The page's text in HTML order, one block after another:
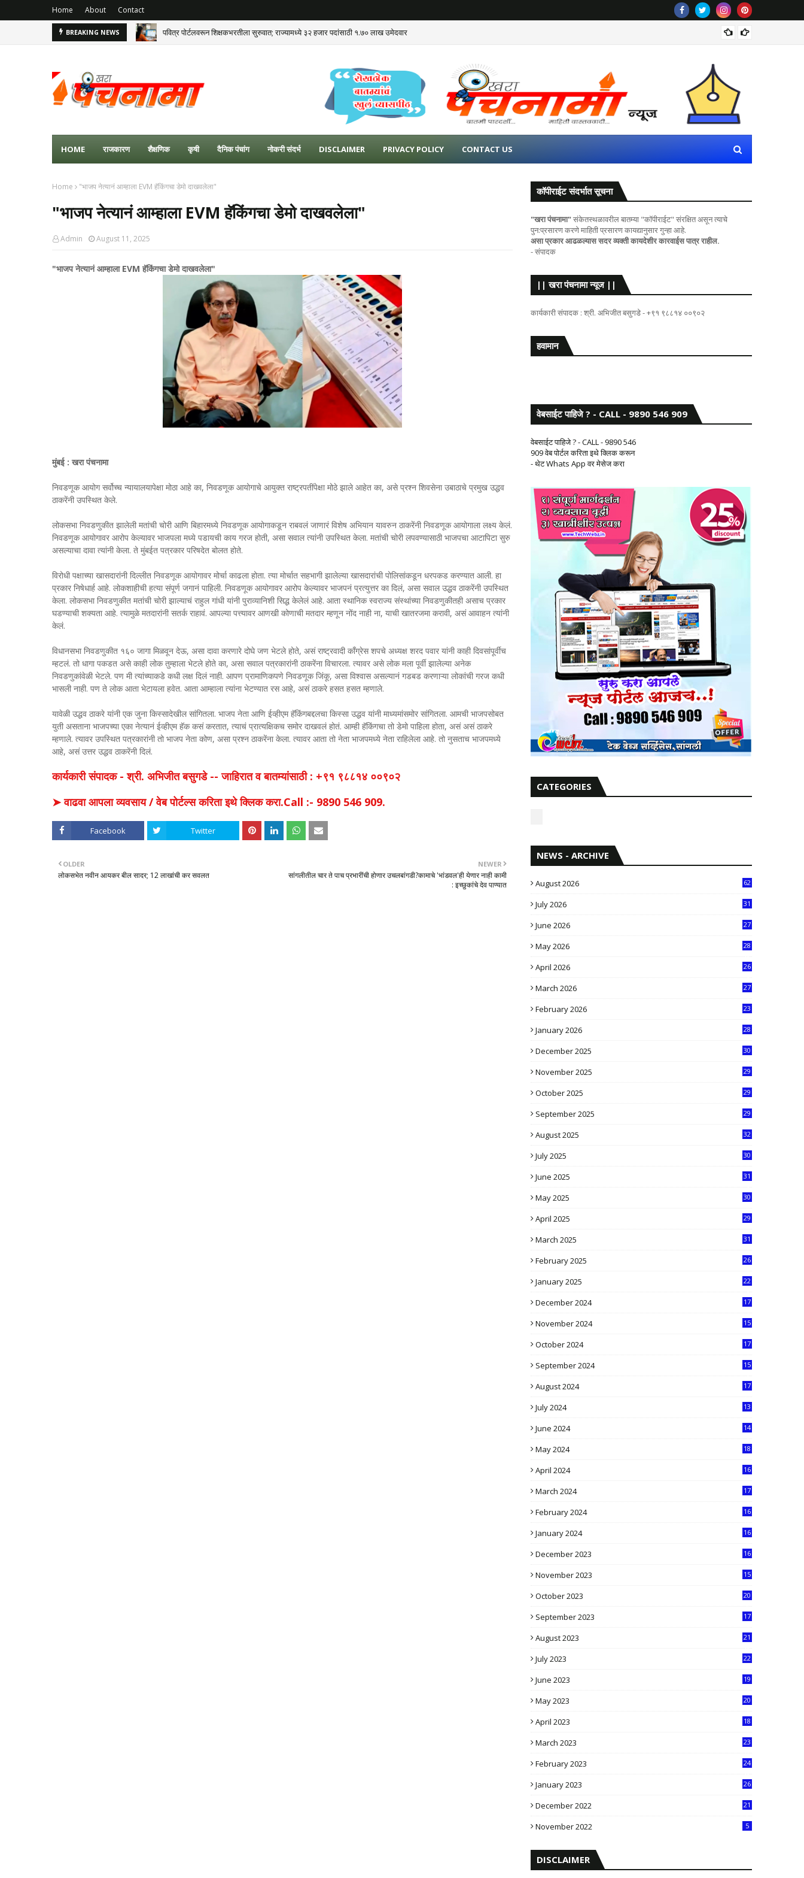
Home About Contact
BREAKING NEWS पवित्र पोर्टलवरून शिक्षकभरतीला सुरुवात; राज्यामध्ये ३२ हजार पदांसाठी १.७० लाख उमेदवार
HOME राजकारण शैक्षणिक कृषी दैनिक पंचांग नोकरी संदर्भ DISCLAIMER PRIVACY POLICY CONTACT US
Home "भाजप नेत्यानं आम्हाला EVM हॅकिंगचा डेमो दाखवलेला"
"भाजप नेत्यानं आम्हाला EVM हॅकिंगचा डेमो दाखवलेला"
Admin August 11, 2025
"भाजप नेत्यानं आम्हाला EVM हॅकिंगचा डेमो दाखवलेला"
मुंबई : खरा पंचनामा
निवडणूक आयोग सर्वोच्च न्यायालयापेक्षा मोठा आहे का, निवडणूक आयोगाचे आयुक्त राष्ट्रपतींपेक्षा मोठे झाले आहेत का, असे प्रश्न शिवसेना उबाठाचे प्रमुख उद्धव
ठाकरेंनी उपस्थित केले.
लोकसभा निवडणुकीत झालेली मतांची चोरी आणि बिहारमध्ये निवडणूक आयोगाकडून राबवलं जाणारं विशेष अभियान यावरुन ठाकरेंनी निवडणूक आयोगाला लक्ष्य केलं.
निवडणूक आयोगावर आरोप केल्यावर भाजपला मध्ये पडायची काय गरज होती, असा सवाल त्यांनी उपस्थित केला. मतांची चोरी लपवण्यासाठी भाजपचा आटापिटा सुरु
असल्याचा दावा त्यांनी केला. ते मुंबईत पत्रकार परिषदेत बोलत होते.
विरोधी पक्षाच्या खासदारांनी दिल्लीत निवडणूक आयोगावर मोर्चा काढला होता. त्या मोर्चात सहभागी झालेल्या खासदारांची पोलिसांकडून धरपकड करण्यात आली. हा
प्रकार निषेधार्ह आहे. लोकशाहीची हत्या संपूर्ण जगानं पाहिली. निवडणूक आयोगावर आरोप केल्यावर भाजपनं प्रत्युत्तर का दिलं, असा सवाल उद्धव ठाकरेंनी उपस्थित
केला. लोकसभा निवडणुकीत मतांची चोरी झाल्याचं राहुल गांधी यांनी पुराव्यानिशी सिद्ध केलेलं आहे. आता स्थानिक स्वराज्य संस्थांच्या निवडणुकीतही असाच प्रकार
घडण्याची शक्यता आहे. त्यामुळे मतदारांनी सतर्क राहावं. आपल्या पत्त्यावर आणखी कोणाची मतदार म्हणून नोंद नाही ना, याची खातरजमा करावी, असं आवाहन त्यांनी
केलं.
विधानसभा निवडणुकीत १६० जागा मिळवून देऊ, असा दावा करणारे दोघे जण भेटले होते, असं राष्ट्रवादी काँग्रेस शपचे अध्यक्ष शरद पवार यांनी काही दिवसांपूर्वीच
म्हटलं. तो धागा पकडत असे काही लोक तुम्हाला भेटले होते का, असा सवाल पत्रकारांनी ठाकरेंना विचारला. त्यावर असे लोक मला पूर्वी झालेल्या अनेक
निवडणुकांवेळी भेटले. पण मी त्यांच्याकडे कधी लक्ष दिलं नाही. आपण प्रामाणिकपणे निवडणूक जिंकू, असा विश्वास असल्यानं गडबड करणाऱ्या लोकांची गरज कधी
भासली नाही. पण ते लोक आता भेटायला हवेत. आता आम्हाला त्यांना भेटण्यात रस आहे, असं ठाकरे हसत हसत म्हणाले.
यावेळी उद्धव ठाकरे यांनी एक जुना किस्सादेखील सांगितला. भाजप नेता आणि ईव्हीएम हॅकिंगबद्दलचा किस्सा उद्धव यांनी माध्यमांसमोर सांगितला. आमची भाजपसोबत
युती असताना भाजपच्या एका नेत्यानं ईव्हीएम हॅक कसं करतात, त्याचं प्रात्यक्षिकच समोर दाखवलं होतं. आम्ही हॅकिंगचा तो डेमो पाहिला होता, असं असं ठाकरे
म्हणाले. त्यावर उपस्थित पत्रकारांनी तो भाजप नेता कोण, असा प्रश्न ठाकरेंना केला. त्यावर आता तो नेता भाजपमध्ये नेता राहिलेला आहे. तो नुसताच भाजपमध्ये
आहे, असं उत्तर उद्धव ठाकरेंनी दिलं.
कार्यकारी संपादक - श्री. अभिजीत बसुगडे -- जाहिरात व बातम्यांसाठी : +९१ ९८८१४ ००९०२
➤ वाढवा आपला व्यवसाय / वेब पोर्टल्स करिता इथे क्लिक करा.Call :- 9890 546 909.
Facebook Twitter
NEWER
सांगलीतील चार ते पाच प्रभारींची होणार उचलबांगडी?कामाचे 'भांडवल'ही येणार नाही कामी
: इच्छुकांचे देव पाण्यात
OLDER
लोकसभेत नवीन आयकर बील सादर; 12 लाखांची कर सवलत
कॉपीराईट संदर्भात सूचना
"खरा पंचनामा"संकेतस्थळावरील बातम्या "कॉपीराईट" संरक्षित असून त्याचे
पुन:प्रसारण करणे माहिती प्रसारण कायद्यानुसार गुन्हा आहे.
असा प्रकार आढळल्यास सदर व्यक्ती कायदेशीर कारवाईस पात्र राहील.
- संपादक
|| खरा पंचनामा न्यूज ||
कार्यकारी संपादक : श्री. अभिजीत बसुगडे - +९१ ९८८१४ ००९०२
हवामान
वेबसाईट पाहिजे ? - CALL - 9890 546 909
वेबसाईट पाहिजे ? - CALL - 9890 546
909 वेब पोर्टल करिता इथे क्लिक करून
- थेट Whats App वर मेसेज करा
CATEGORIES
NEWS - ARCHIVE
August 2026 62
July 2026
31
June 2026
27
May 2026
28
April 2026
26
March 2026
27
February 2026
23
January 2026
28
December 2025
30
November 2025
29
October 2025
29
September 2025
29
August 2025
32
July 2025
30
June 2025
31
May 2025
30
April 2025
29
March 2025
31
February 2025
26
January 2025
22
December 2024
17
November 2024
15
October 2024
17
September 2024
15
August 2024
17
July 2024
13
June 2024
14
May 2024
18
April 2024
16
March 2024
17
February 2024
16
January 2024
16
December 2023
16
November 2023
15
October 2023
20
September 2023
17
August 2023
21
July 2023
22
June 2023
19
May 2023
20
April 2023
18
March 2023
23
February 2023
24
January 2023
26
December 2022
21
November 2022 5
DISCLAIMER